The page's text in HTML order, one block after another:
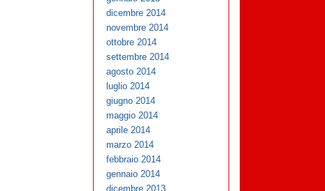
dicembre 2014
novembre 2014
ottobre 2014
settembre 2014
agosto 2014
luglio 2014
giugno 2014
maggio 2014
aprile 2014
marzo 2014
febbraio 2014
gennaio 2014
dicembre 2013